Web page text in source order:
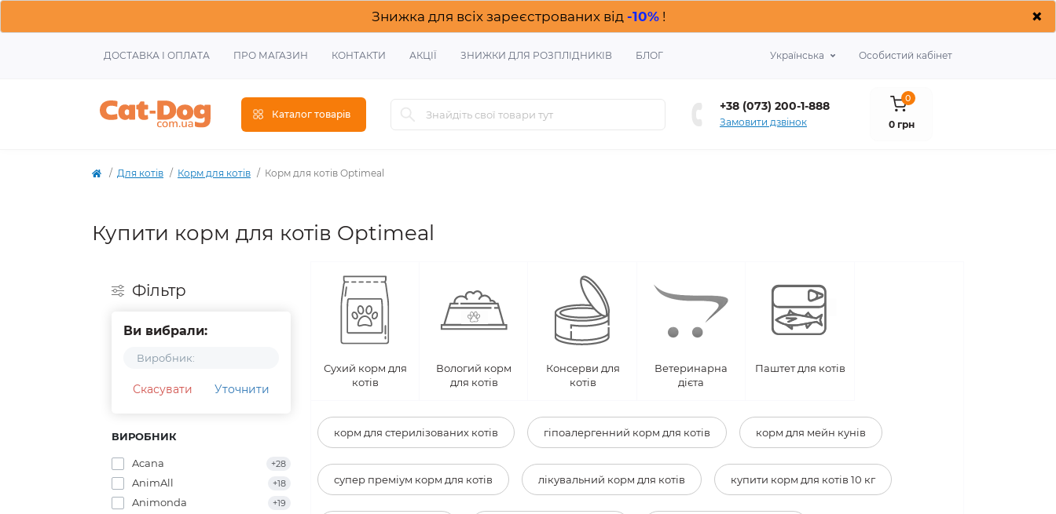
Знижка для всіх зареєстрованих від -10%! ×
ДОСТАВКА І ОПЛАТА ПРО МАГАЗИН КОНТАКТИ АКЦІЇ ЗНИЖКИ ДЛЯ РОЗПЛІДНИКІВ БЛОГ Українська Особистий кабінет
Каталог товарів
+38 (073) 200-1-888
Замовити дзвінок
0
0 грн
Для котів Корм для котів Корм для котів Optimeal
Купити корм для котів Optimeal
Фiльтр
Ви вибрали:
Виробник:
Скасувати Уточнити
ВИРОБНИК
Acana +28
AnimAll +18
Animonda +19
Сухий корм для
котів
Вологий корм
для котів
Консерви для
котів
Ветеринарна
дієта
Паштет для котів
корм для стерилізованих котів гіпоалергенний корм для котів корм для мейн кунів
супер преміум корм для котів лікувальний корм для котів купити корм для котів 10 кг